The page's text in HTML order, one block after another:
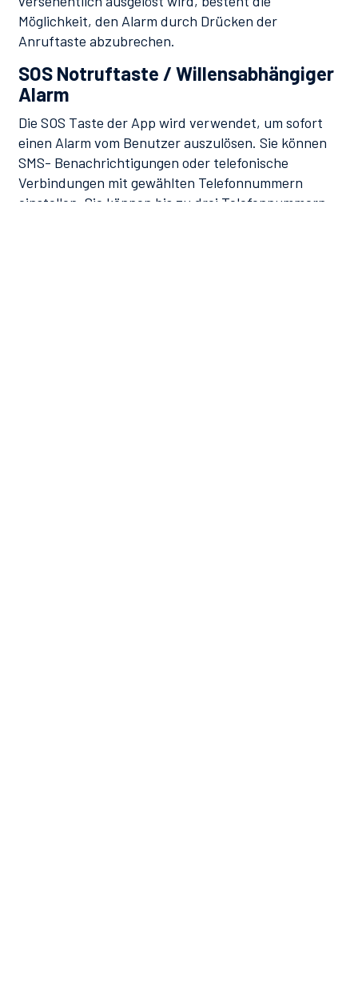
Möglichkeit, den Alarm durch Drücken der
Anruftaste abzubrechen.
SOS Notruftaste / Willensabhängiger
Alarm
Die SOS Taste der App wird verwendet, um sofort
einen Alarm vom Benutzer auszulösen. Sie können
SMS- Benachrichtigungen oder telefonische
Verbindungen mit gewählten Telefonnummern
einstellen. Sie können bis zu drei Telefonnummern